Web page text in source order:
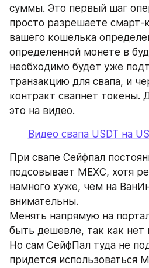
суммы. Это первый шаг
просто разрешаете смарт-
вашего кошелька
определенной монете в
необходимо будет уже
транзакцию для свапа, и
контракт свапнет токены.
это на видео.
Видео свапа USDT на
При свапе Сейфпал
подсовывает MEXC, хотя
намного хуже, чем на
внимательны.
Менять напрямую на
быть дешевле, так как нет
Но сам СейфПал туда не
придется использоваться